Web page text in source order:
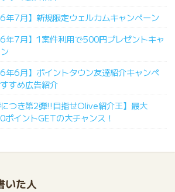
年7月】新規限定ウェルカムキャンペーン
年7月】1案件利用で500円プレゼントキャ
年6月】ポイントタウン友達紹介キャンペ
すめ広告紹介
につき第2弾!!目指せOlive紹介王】最大
イントGETの大チャンス！
いた人